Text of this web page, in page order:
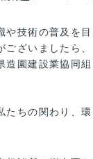
や技術の普及を目
ざいましたら、
造園建設業協同組
たちの関わり、環